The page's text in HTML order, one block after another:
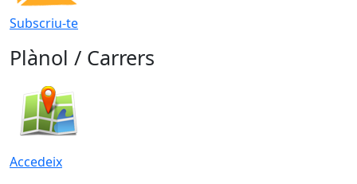
Subscriu-te
Plànol / Carrers
Accedeix